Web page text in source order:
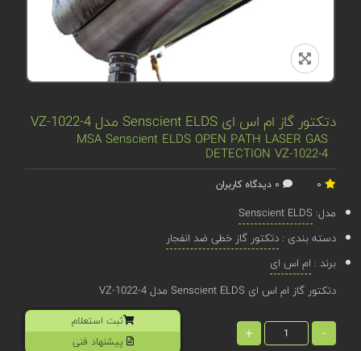
دتکتور گاز ام اس ای Senscient ELDS مدل VZ-1022-4
MSA Senscient ELDS OPEN PATH LASER GAS
DETECTION VZ-1022-4
مدل: Senscient ELDS
دسته بندی :دتکتور گاز خطی ضد انفجار
برند : ام اس ای
دتکتور گاز ام اس ای Senscient ELDS مدل VZ-1022-4
-
+
ثبت استعلام
پیشنهاد فنی